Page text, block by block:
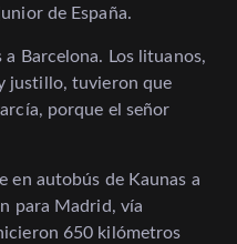
de España.
Barcelona. Los lituanos,
justillo, tuvieron que
porque el señor
en autobús de Kaunas a
para Madrid, vía
650 kilómetros